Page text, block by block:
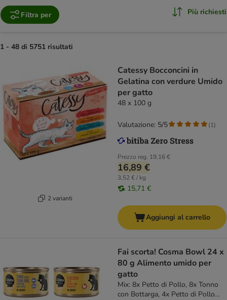
Filtra per Più richiesti
1 - 48 di 5751 risultati
2 varianti
Catessy Bocconcini in
Gelatina con verdure Umido
per gatto
48 x 100 g
Prezzo reg. 19,16 €
16,89 €
3,52 € / kg
15,71 €
Valutazione: 5/5 (1)
Aggiungi al carrello
Fai scorta! Cosma Bowl 24 x
80 g Alimento umido per
gatto
Mix: 8x Petto di Pollo, 8x Tonno
con Bottarga, 4x Petto di Pollo